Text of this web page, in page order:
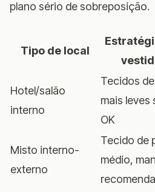
plano sério de sobreposição.
Tipo de local
Hotel/salão
interno
Tecidos
mais leves
OK
Misto interno-
externo
Tecido de
médio,